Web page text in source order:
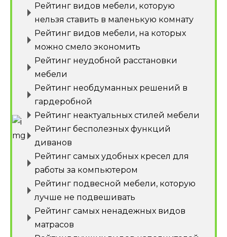
Рейтинг видов мебели, которую
нельзя ставить в маленькую комнату
Рейтинг видов мебели, на которых
можно смело экономить
Рейтинг неудобной расстановки
мебели
Рейтинг необдуманных решений в
гардеробной
Рейтинг неактуальных стилей мебели
Рейтинг бесполезных функций
диванов
Рейтинг самых удобных кресел для
работы за компьютером
Рейтинг подвесной мебели, которую
лучше не подвешивать
Рейтинг самых ненадежных видов
матрасов